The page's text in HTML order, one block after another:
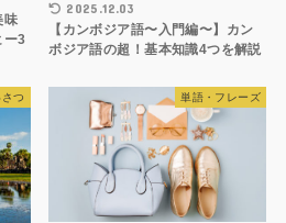
味
ー3
2025.12.03
【カンボジア語〜入門編〜】カン
ボジア語の超！基本知識4つを解説
つ 単語・フレーズ